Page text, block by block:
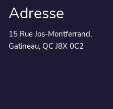
Adresse
15 Rue Jos-Montferrand,
Gatineau, QC J8X 0C2